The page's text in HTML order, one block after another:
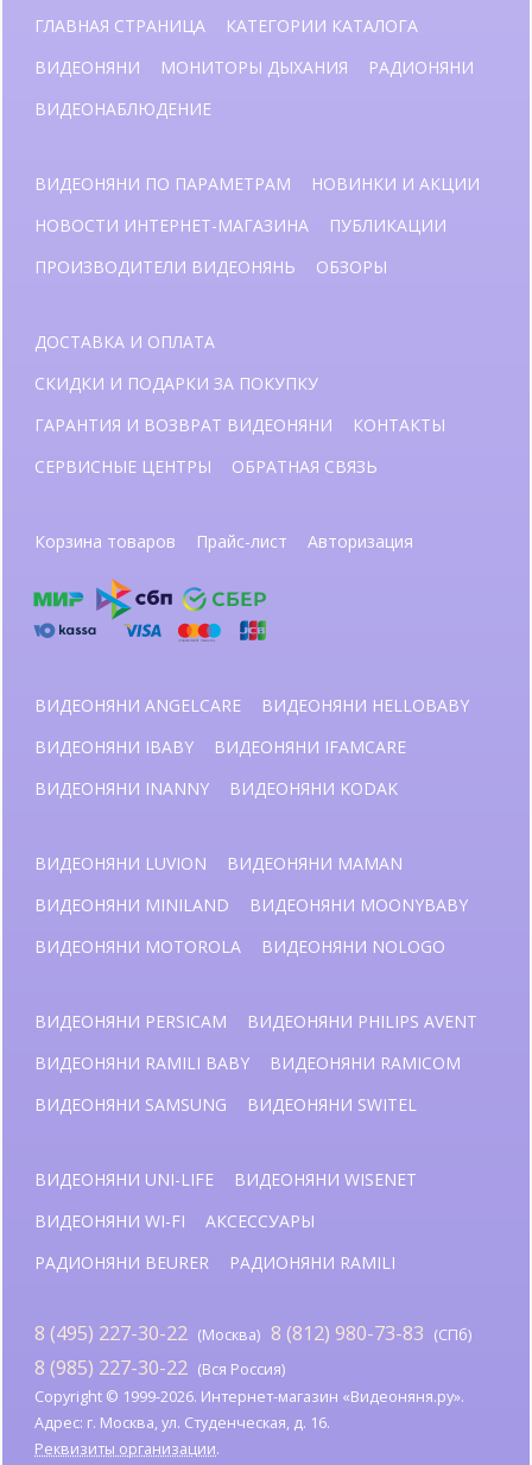
ГЛАВНАЯ СТРАНИЦА
КАТЕГОРИИ КАТАЛОГА
ВИДЕОНЯНИ
МОНИТОРЫ ДЫХАНИЯ
РАДИОНЯНИ
ВИДЕОНАБЛЮДЕНИЕ
ВИДЕОНЯНИ ПО ПАРАМЕТРАМ
НОВИНКИ И АКЦИИ
НОВОСТИ ИНТЕРНЕТ-МАГАЗИНА
ПУБЛИКАЦИИ
ПРОИЗВОДИТЕЛИ ВИДЕОНЯНЬ
ОБЗОРЫ
ДОСТАВКА И ОПЛАТА
СКИДКИ И ПОДАРКИ ЗА ПОКУПКУ
ГАРАНТИЯ И ВОЗВРАТ ВИДЕОНЯНИ
КОНТАКТЫ
СЕРВИСНЫЕ ЦЕНТРЫ
ОБРАТНАЯ СВЯЗЬ
Корзина товаров Прайс-лист Авторизация
ВИДЕОНЯНИ ANGELCARE
ВИДЕОНЯНИ HELLOBABY
ВИДЕОНЯНИ IBABY
ВИДЕОНЯНИ IFAMCARE
ВИДЕОНЯНИ INANNY
ВИДЕОНЯНИ KODAK
ВИДЕОНЯНИ LUVION
ВИДЕОНЯНИ MAMAN
ВИДЕОНЯНИ MINILAND
ВИДЕОНЯНИ MOONYBABY
ВИДЕОНЯНИ MOTOROLA
ВИДЕОНЯНИ NOLOGO
ВИДЕОНЯНИ PERSICAM
ВИДЕОНЯНИ PHILIPS AVENT
ВИДЕОНЯНИ RAMILI BABY
ВИДЕОНЯНИ RAMICOM
ВИДЕОНЯНИ SAMSUNG
ВИДЕОНЯНИ SWITEL
ВИДЕОНЯНИ UNI-LIFE
ВИДЕОНЯНИ WISENET
ВИДЕОНЯНИ WI-FI
АКСЕССУАРЫ
РАДИОНЯНИ BEURER
РАДИОНЯНИ RAMILI
8 (495) 227-30-22 (Москва) 8 (812) 980-73-83 (СПб)
8 (985) 227-30-22 (Вся Россия)
Copyright © 1999-2026. Интернет-магазин «Видеоняня.ру».
Адрес: г. Москва, ул. Студенческая, д. 16.
Реквизиты организации.